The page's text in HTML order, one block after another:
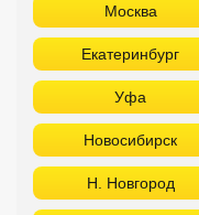
Москва
Екатеринбург
Уфа
Новосибирск
Н. Новгород